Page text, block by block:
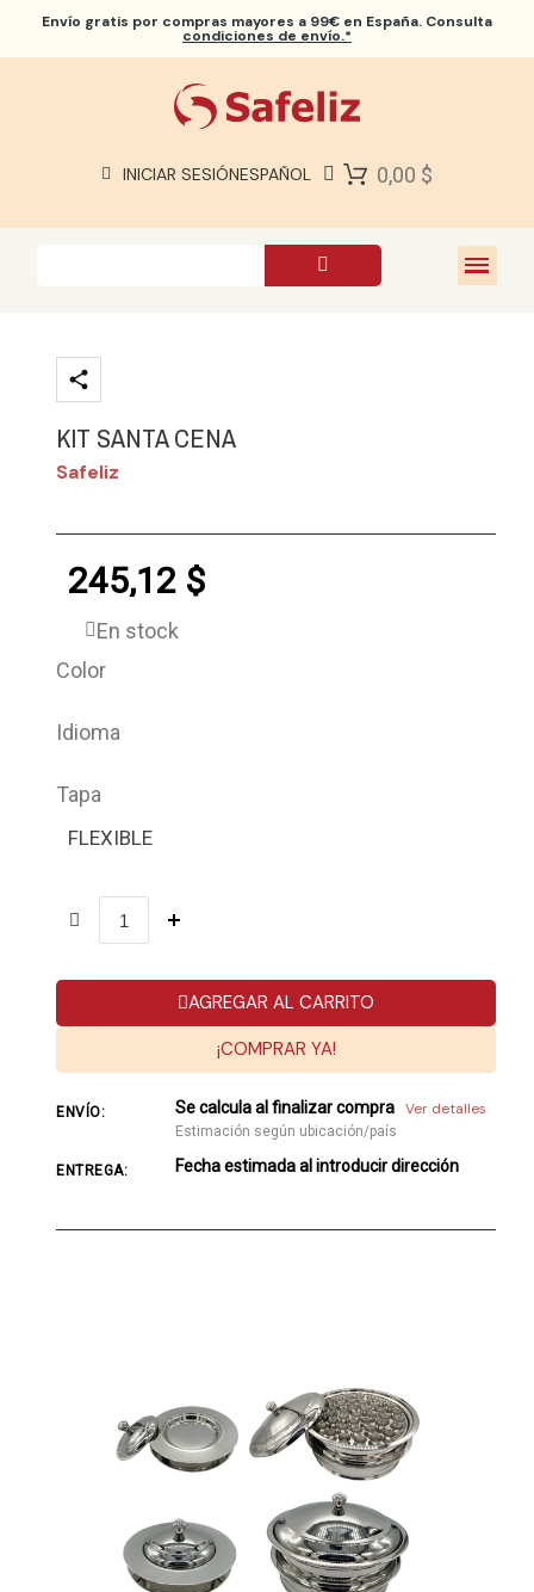
Envío gratis por compras mayores a 99€ en España. Consulta
condiciones de envío.*
INICIAR SESIÓNESPAÑOL 0,00 $
KIT SANTA CENA
Safeliz
245,12 $
En stock
Color
Idioma
Tapa
FLEXIBLE
AGREGAR AL CARRITO
¡COMPRAR YA!
ENVÍO: Se calcula al finalizar compra Ver detalles
Estimación según ubicación/país
ENTREGA: Fecha estimada al introducir dirección